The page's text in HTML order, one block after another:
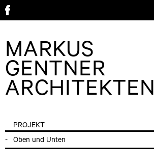
MARKUS
GENTNER
ARCHITEKTEN
PROJEKT
Oben und Unten